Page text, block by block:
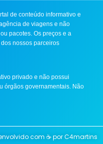
de conteúdo informativo e
de viagens e não
pacotes. Os preços e a
nossos parceiros
privado e não possui
órgãos governamentais. Não
com ☕ porC4martins